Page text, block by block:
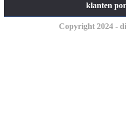
klanten
Copyright 2024 -